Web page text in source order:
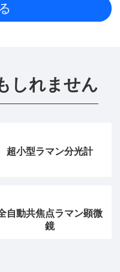
しれません
超小型ラマン分光計
自動共焦点ラマン顕微
鏡